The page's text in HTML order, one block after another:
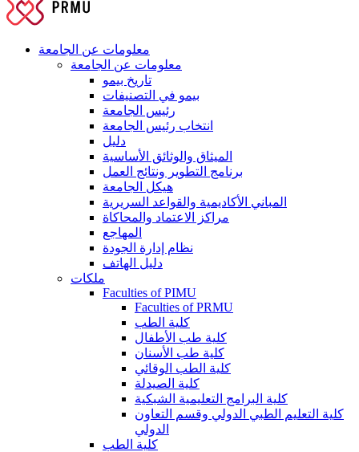
معلومات عن الجامعة
معلومات عن الجامعة
تاريخ بيمو
بيمو في التصنيفات
رئيس الجامعة
انتخاب رئيس الجامعة
دليل
الميثاق والوثائق الأساسية
برنامج التطوير ونتائج العمل
هيكل الجامعة
المباني الأكاديمية والقواعد السريرية
مراكز الاعتماد والمحاكاة
المهاجع
نظام إدارة الجودة
دليل الهاتف
ملكات
Faculties of PIMU
Faculties of PRMU
كلية الطب
كلية طب الأطفال
كلية طب الأسنان
كلية الطب الوقائي
كلية الصيدلة
كلية البرامج التعليمية الشبكية
كلية التعليم الطبي الدولي وقسم التعاون
الدولي
كلية الطب